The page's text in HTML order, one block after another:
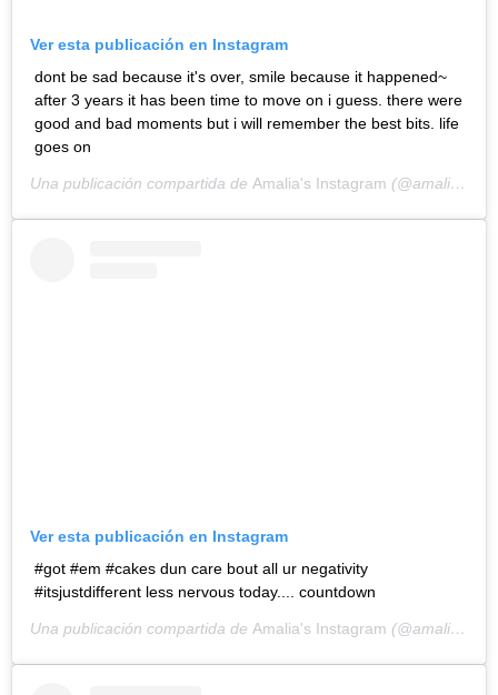
Ver esta publicación en Instagram
dont be sad because it's over, smile because it happened~
after 3 years it has been time to move on i guess. there were
good and bad moments but i will remember the best bits. life
goes on
Una publicación compartida de Amalia's Instagram (@amaliaulman) el
Ver esta publicación en Instagram
#got #em #cakes dun care bout all ur negativity
#itsjustdifferent less nervous today.... countdown
Una publicación compartida de Amalia's Instagram (@amaliaulman) el